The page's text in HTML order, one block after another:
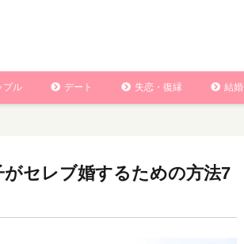
プル デート 失恋・復縁 結婚
セレブ婚するための方法7